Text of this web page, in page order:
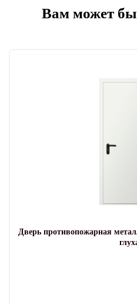
Вам может
Дверь противопожарная